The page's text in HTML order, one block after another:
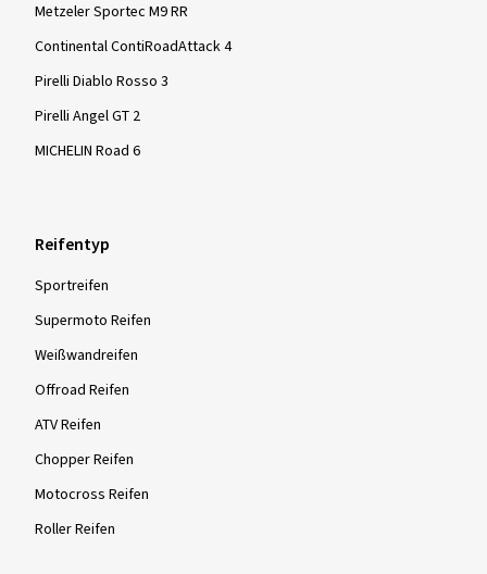
Metzeler Sportec M9 RR
Continental ContiRoadAttack 4
Pirelli Diablo Rosso 3
Pirelli Angel GT 2
MICHELIN Road 6
Reifentyp
Sportreifen
Supermoto Reifen
Weißwandreifen
Offroad Reifen
ATV Reifen
Chopper Reifen
Motocross Reifen
Roller Reifen